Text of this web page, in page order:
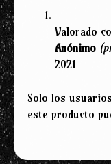
Valorado
Anónimo
2021
Solo los
este producto